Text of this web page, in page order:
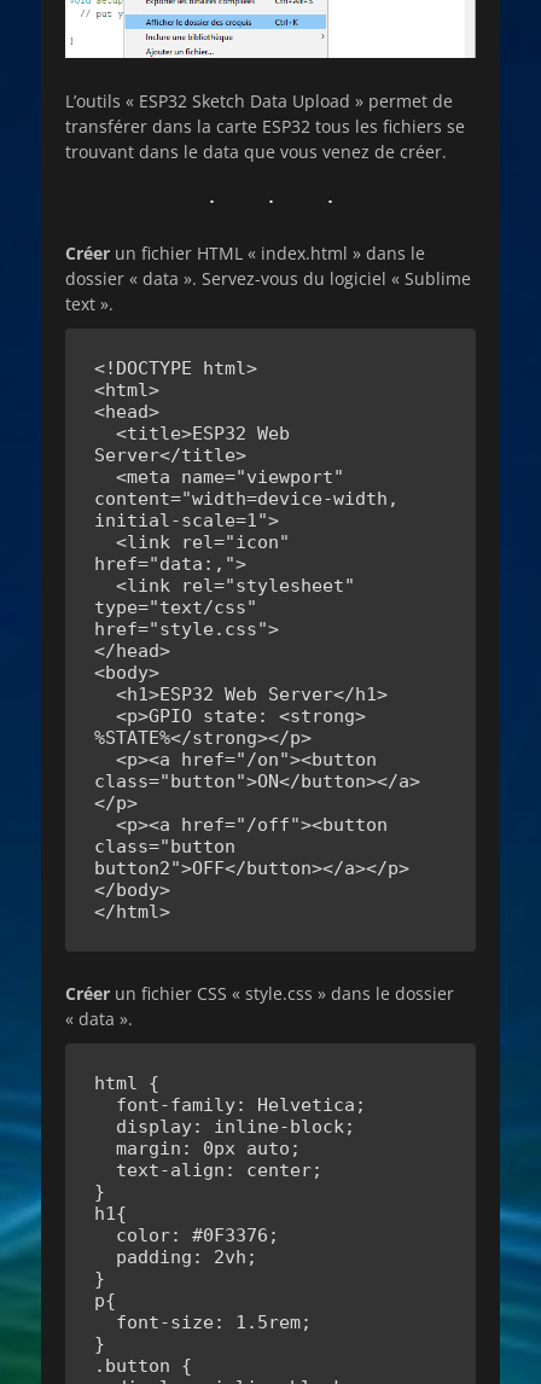
L’outils « ESP32 Sketch Data Upload » permet de
transférer dans la carte ESP32 tous les fichiers se
trouvant dans le data que vous venez de créer.
Créer un fichier HTML « index.html » dans le
dossier « data ». Servez-vous du logiciel « Sublime
text ».
<!DOCTYPE html>
<html>
<head>
Server</title>
content="width=device-width,
initial-scale=1">
href="data:,">
type="text/css"
href="style.css">
</head>
<body>
%STATE%</strong></p>
class="button">ON</button></a>
</p>
class="button
button2">OFF</button></a></p>
</body>
</html>
Créer un fichier CSS « style.css » dans le dossier
« data ».
html {
}
h1{
}
p{
}
.button {